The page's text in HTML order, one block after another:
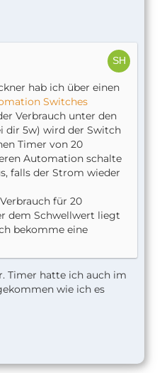
hab ich über einen
Switches
Verbrauch unter den
dir 5w) wird der Switch
Timer von 20
Automation schalte
falls der Strom wieder
für 20
dem Schwellwert liegt
bekomme eine
Timer hatte ich auch im
wie ich es